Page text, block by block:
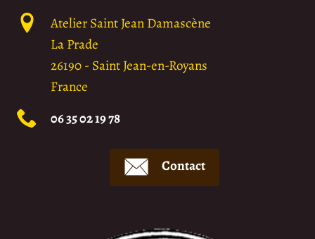
Atelier Saint Jean Damascène
La Prade
26190- Saint Jean-en-Royans
France
06 35 02 19 78
Contact